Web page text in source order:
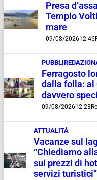
Presa
Tempio
mare
09/08/202612:46
Ferragosto
dalla folla: al
davvero
09/08/202612:23
ATTUALITÀ
Vacanze sul
“Chiediamo
sui prezzi di
servizi turistici”